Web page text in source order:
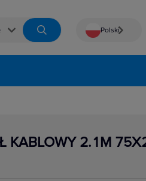
 Polski
Język
KABLOWY 2.1M